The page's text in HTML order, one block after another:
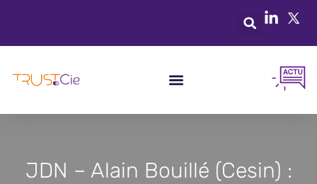
JDN – Alain Bouillé (Cesin) :